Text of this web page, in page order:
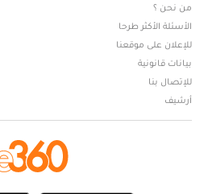
من نحن ؟
الأسئلة الأكثر طرحا
للإعلان على موقعنا
بيانات قانونية
للإتصال بنا
أرشيف